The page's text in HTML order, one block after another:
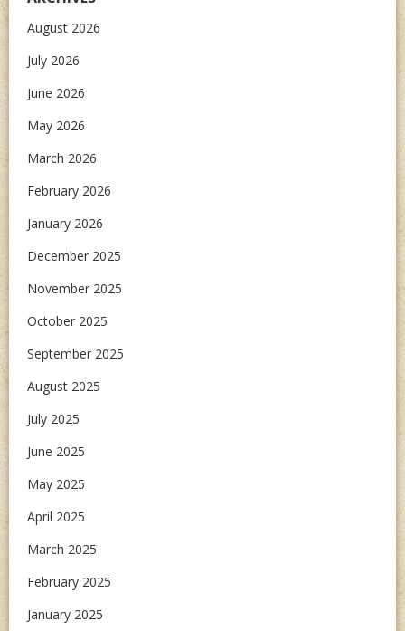
August 2026
July 2026
June 2026
May 2026
March 2026
February 2026
January 2026
December 2025
November 2025
October 2025
September 2025
August 2025
July 2025
June 2025
May 2025
April 2025
March 2025
February 2025
January 2025